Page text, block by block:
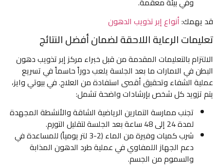
قد يهمك:أنواع إبر تذويب الدهون
تعليمات الرعاية اللاحقة لضمان أفضل النتائج
الالتزام بالتعليمات المقدمة من قبل خبراء مركز إبر تذويب دهون
البطن في الامارات ما بعد الجلسة يلعب دوراً حاسماً في تسريع
عملية الشفاء وتحقيق أقصى استفادة من العلاج. في بيوتي وايز،
يتم تزويد كل شخص بإرشادات واضحة تشمل:
تجنب ممارسة التمارين الرياضية الشاقة والأنشطة المجهدة
لمدة 24 إلى 48 ساعة بعد الجلسة لتقليل التورم.
شرب كميات وفيرة من الماء (2-3 لتر يومياً) للمساعدة في
دعم الجهاز اللمفاوي في عملية طرد الدهون المذابة
والسموم من الجسم.